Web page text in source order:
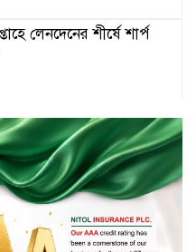
লেনদেনের শীর্ষে শার্প
বিএআরআই’র কৃষি গবেষণা
এর আঞ্চলিক রিভিউ
২০২৫-২৬ অনুষ্ঠিত
রেজিস্ট্রার কল্যাণ
সম্মেলন অনুষ্ঠিত